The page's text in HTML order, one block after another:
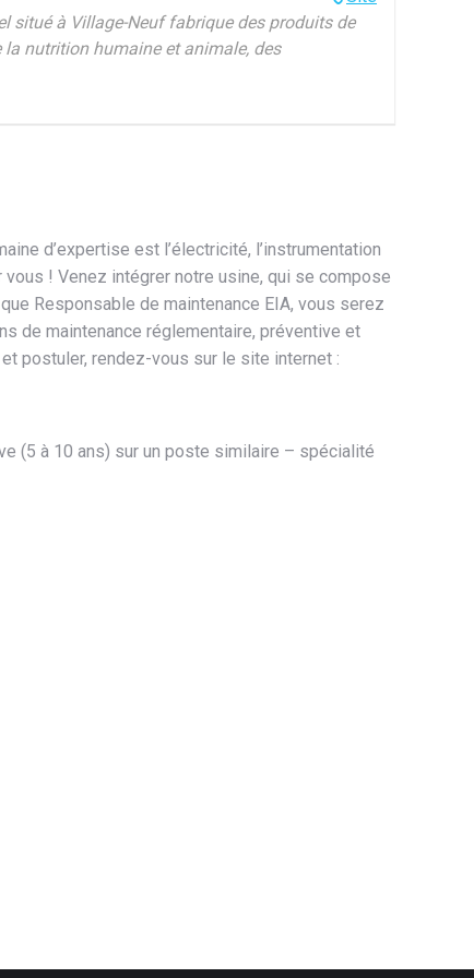
situé à Village-Neuf fabrique des produits de
nutrition humaine et animale, des
d’expertise est l’électricité, l’instrumentation
! Venez intégrer notre usine, qui se compose
Responsable de maintenance EIA, vous serez
de maintenance réglementaire, préventive et
postuler, rendez-vous sur le site internet :
(5 à 10 ans) sur un poste similaire – spécialité